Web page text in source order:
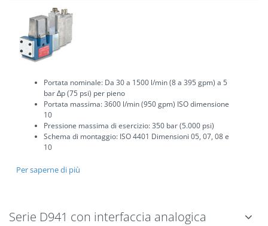
Portata nominale: Da 30 a 1500 l/min (8 a 395 gpm) a 5
bar ∆p (75 psi) per pieno
Portata massima: 3600 l/min (950 gpm) ISO dimensione
10
Pressione massima di esercizio: 350 bar (5.000 psi)
Schema di montaggio: ISO 4401 Dimensioni 05, 07, 08 e
10
Per saperne di più
Serie D941 con interfaccia analogica